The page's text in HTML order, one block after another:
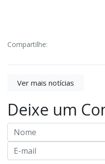
Compartilhe:
Ver mais notícias
Deixe um